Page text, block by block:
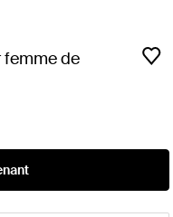
femme de